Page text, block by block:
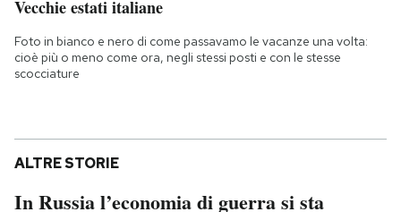
Vecchie estati italiane
Foto in bianco e nero di come passavamo le vacanze una volta:
cioè più o meno come ora, negli stessi posti e con le stesse
scocciature
ALTRE STORIE
In Russia l’economia di guerra si sta